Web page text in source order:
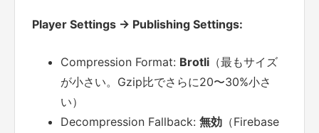
Player Settings → Publishing Settings:
Compression Format: Brotli （最もサイズ
が小さい。Gzip比でさらに20〜30%小さ
い）
Decompression Fallback: 無効 （Firebase